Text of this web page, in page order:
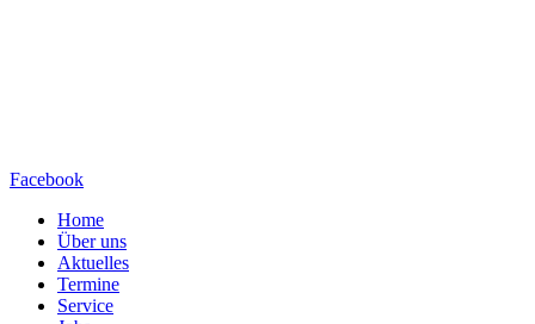
Facebook
Home
Über uns
Aktuelles
Termine
Service